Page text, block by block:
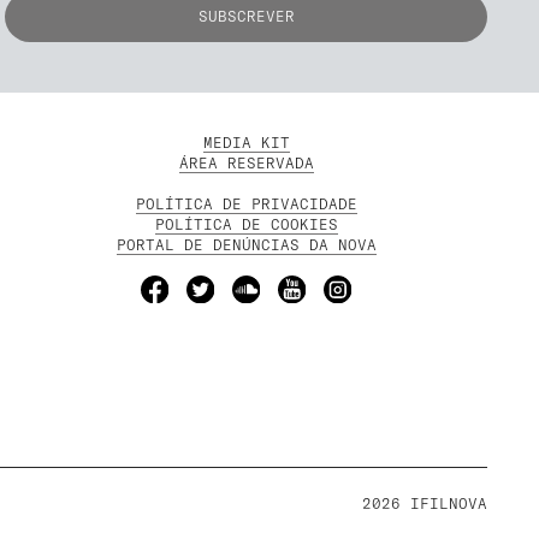
MEDIA KIT
ÁREA RESERVADA
POLÍTICA DE PRIVACIDADE
POLÍTICA DE COOKIES
PORTAL DE DENÚNCIAS DA NOVA
2026 IFILNOVA